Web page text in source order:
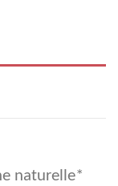
naturelle*